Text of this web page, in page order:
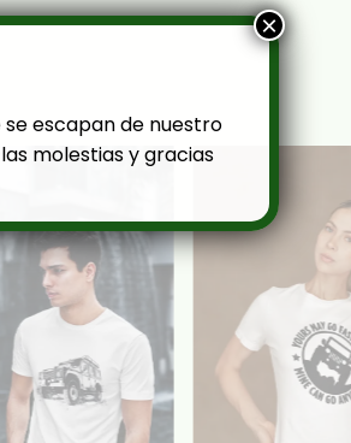
escapan de nuestro
molestias y gracias
×